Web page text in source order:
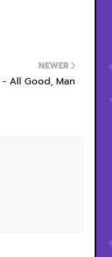
NEWER
- All Good, Man